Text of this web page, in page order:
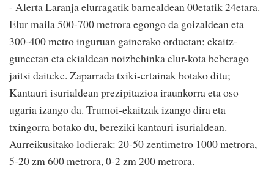
- Alerta Laranja elurragatik barnealdean 00etatik 24etara.
Elur maila 500-700 metrora egongo da goizaldean eta
300-400 metro inguruan gainerako orduetan; ekaitz-
guneetan eta ekialdean noizbehinka elur-kota beherago
jaitsi daiteke. Zaparrada txiki-ertainak botako ditu;
Kantauri isurialdean prezipitazioa iraunkorra eta oso
ugaria izango da. Trumoi-ekaitzak izango dira eta
txingorra botako du, bereziki kantauri isurialdean.
Aurreikusitako lodierak: 20-50 zentimetro 1000 metrora,
5-20 zm 600 metrora, 0-2 zm 200 metrora.